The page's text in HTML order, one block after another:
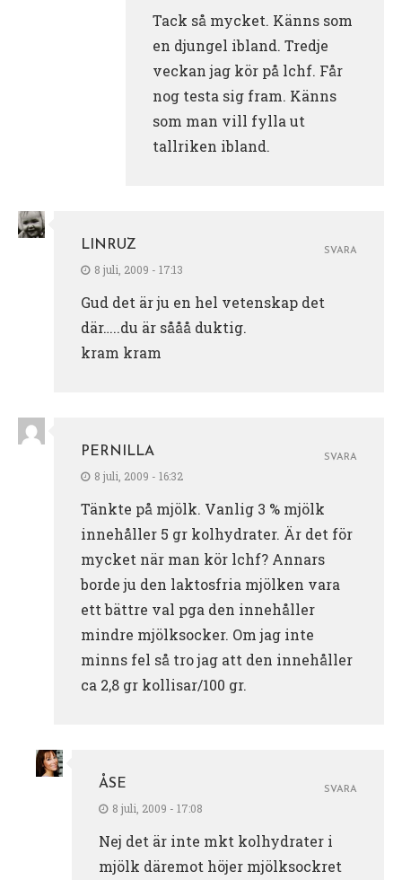
Tack så mycket. Känns som
en djungel ibland. Tredje
veckan jag kör på lchf. Får
nog testa sig fram. Känns
som man vill fylla ut
tallriken ibland.
LINRUZ
8 juli, 2009 - 17:13
Gud det är ju en hel vetenskap det
där…..du är sååå duktig.
kram kram
SVARA
PERNILLA
8 juli, 2009 - 16:32
Tänkte på mjölk. Vanlig 3 % mjölk
innehåller 5 gr kolhydrater. Är det för
mycket när man kör lchf? Annars
borde ju den laktosfria mjölken vara
ett bättre val pga den innehåller
mindre mjölksocker. Om jag inte
minns fel så tro jag att den innehåller
ca 2,8 gr kollisar/100 gr.
SVARA
ÅSE
8 juli, 2009 - 17:08
Nej det är inte mkt kolhydrater i
mjölk däremot höjer mjölksockret
SVARA